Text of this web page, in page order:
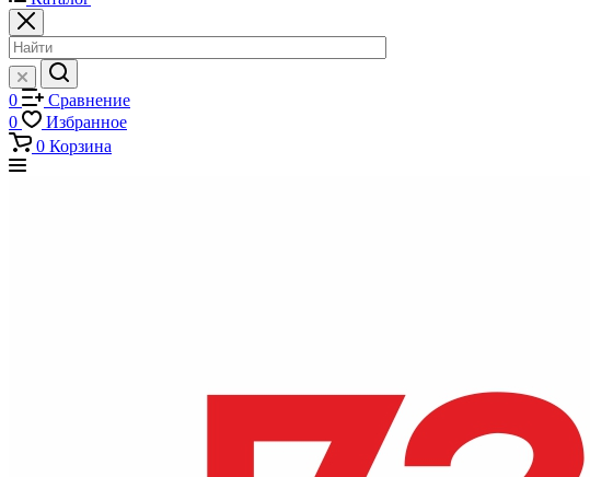
0
Сравнение
0
Избранное
0 Корзина